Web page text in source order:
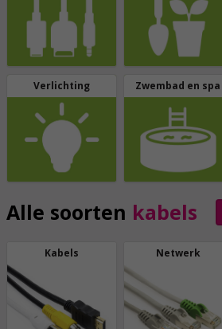
Verlichting Zwembad en spa
Alle soorten kabels
Kabels Netwerk